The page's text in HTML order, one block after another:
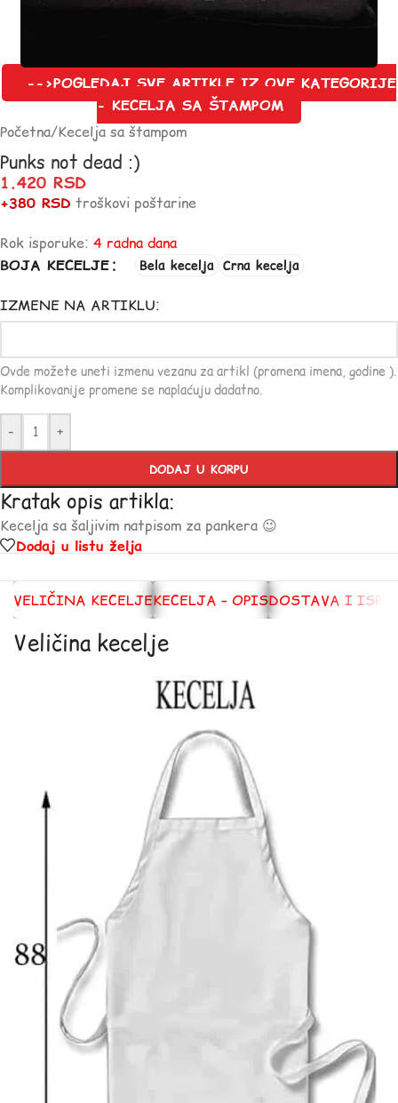
-->POGLEDAJ SVE ARTIKLE IZ OVE KATEGORIJE
- KECELJA SA ŠTAMPOM
Početna/Kecelja sa štampom
Punks not dead :)
1.420 RSD
+380 RSD troškovi poštarine
Rok isporuke: 4 radna dana
BOJA KECELJE
Bela kecelja Crna kecelja
IZMENE NA ARTIKLU:
Ovde možete uneti izmenu vezanu za artikl (promena imena, godine ).
Komplikovanije promene se naplaćuju dadatno.
- +
DODAJ U KORPU
Kratak opis artikla:
Kecelja sa šaljivim natpisom za pankera 😉
Dodaj u listu želja
VELIČINA KECELJEKECELJA – OPISDOSTAVA I
Veličina kecelje